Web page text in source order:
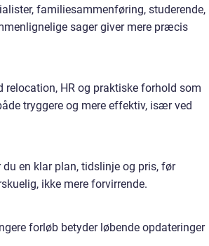
familiesammenføring, studerende,
sager giver mere præcis
HR og praktiske forhold som
tryggere og mere effektiv, især ved
en klar plan, tidslinje og pris, før
ikke mere forvirrende.
forløb betyder løbende opdateringer